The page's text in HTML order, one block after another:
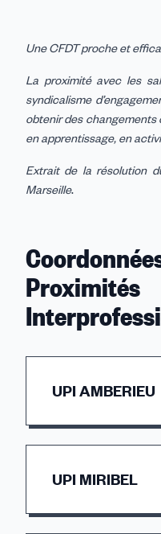
Une CFDT proche et
La proximité avec les
syndicalisme
obtenir des changements
en apprentissage, en
Extrait de la résolution
Marseille.
Proximités
UPI AMBERIEU
Responsable :
Ligne fixe :
UPI MIRIBEL